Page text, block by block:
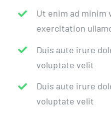
Ut enim ad minim
exercitation
Duis aute irure
voluptate velit
Duis aute irure
voluptate velit